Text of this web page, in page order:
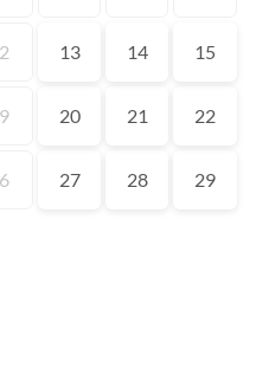
13 14 15
20 21 22
27 28 29